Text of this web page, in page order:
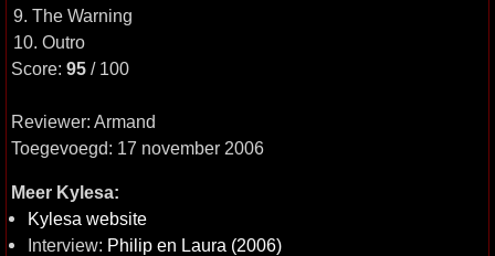
9. The Warning
10. Outro
Score: 95 / 100
Reviewer: Armand
Toegevoegd: 17 november 2006
Meer Kylesa:
Kylesa website
Interview: Philip en Laura (2006)